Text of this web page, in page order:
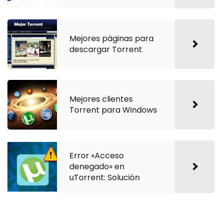
Mejores páginas para
descargar Torrent
Mejores clientes
Torrent para Windows
Error «Acceso
denegado» en
uTorrent: Solución